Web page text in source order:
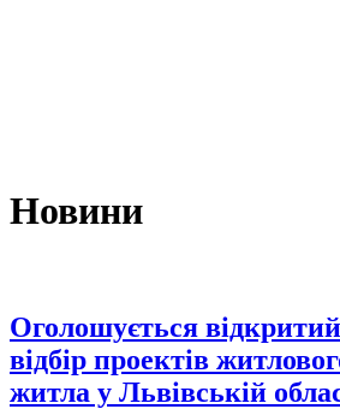
Новини
Оголошується
відбір проектів
житла у Львівській